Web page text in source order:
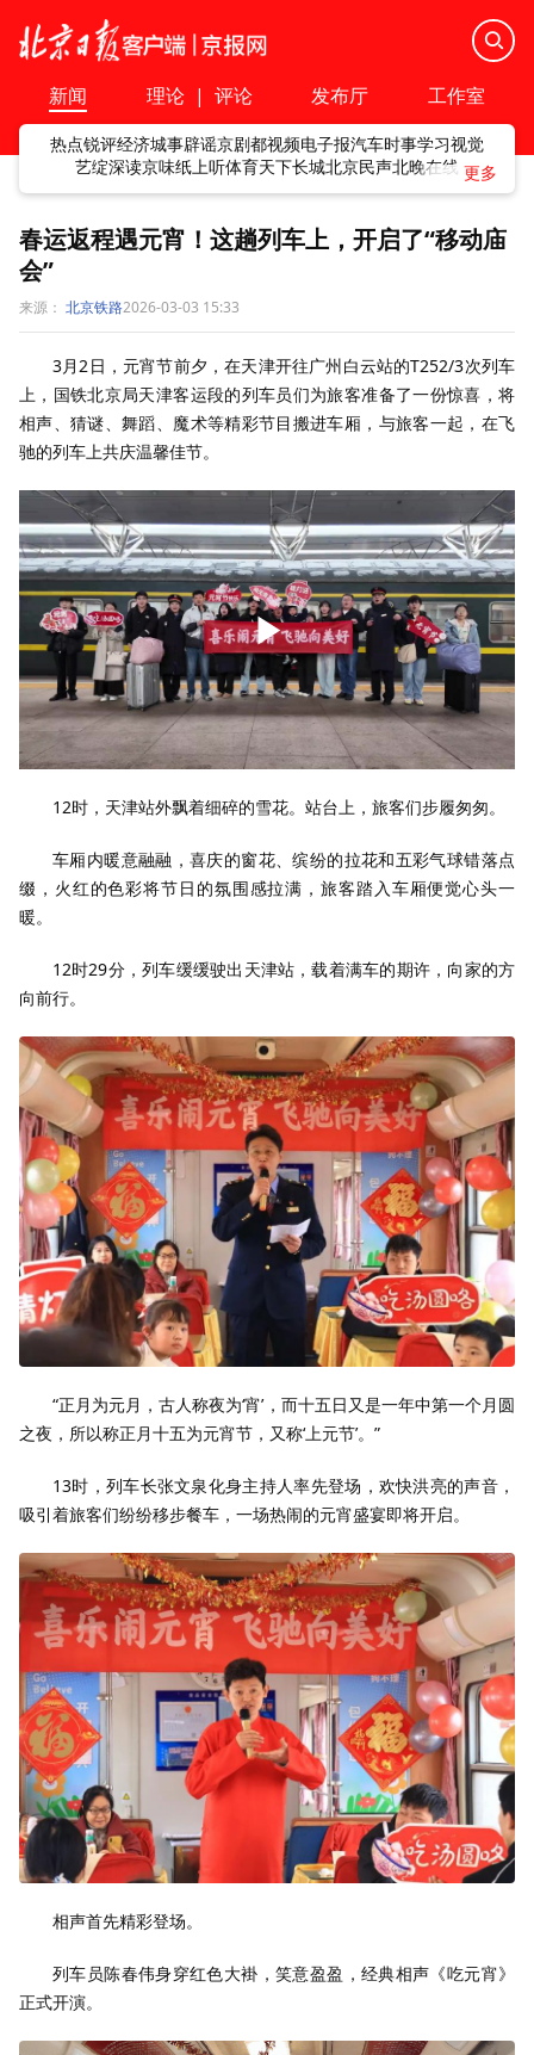
新闻 理论 | 评论 发布厅 工作室
热点锐评经济城事辟谣京剧都视频电子报汽车时事学习视觉
艺绽深读京味纸上听体育天下长城北京民声北晚在线
春运返程遇元宵！这趟列车上，开启了“移动庙
会”
来源： 北京铁路2026-03-03 15:33
3月2日，元宵节前夕，在天津开往广州白云站的T252/3次列车
上，国铁北京局天津客运段的列车员们为旅客准备了一份惊喜，将
相声、猜谜、舞蹈、魔术等精彩节目搬进车厢，与旅客一起，在飞
驰的列车上共庆温馨佳节。
12时，天津站外飘着细碎的雪花。站台上，旅客们步履匆匆。
车厢内暖意融融，喜庆的窗花、缤纷的拉花和五彩气球错落点
缀，火红的色彩将节日的氛围感拉满，旅客踏入车厢便觉心头一
暖。
12时29分，列车缓缓驶出天津站，载着满车的期许，向家的方
向前行。
“正月为元月，古人称夜为‘宵’，而十五日又是一年中第一个月圆
之夜，所以称正月十五为元宵节，又称‘上元节’。”
13时，列车长张文泉化身主持人率先登场，欢快洪亮的声音，
吸引着旅客们纷纷移步餐车，一场热闹的元宵盛宴即将开启。
相声首先精彩登场。
列车员陈春伟身穿红色大褂，笑意盈盈，经典相声《吃元宵》
正式开演。